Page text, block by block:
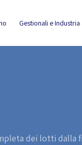
Gestionali e Industria
dei lotti dalla